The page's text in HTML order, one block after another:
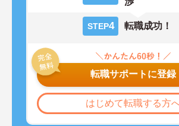
STEP4 転職成功！
転職サポートに登録
はじめて転職する方